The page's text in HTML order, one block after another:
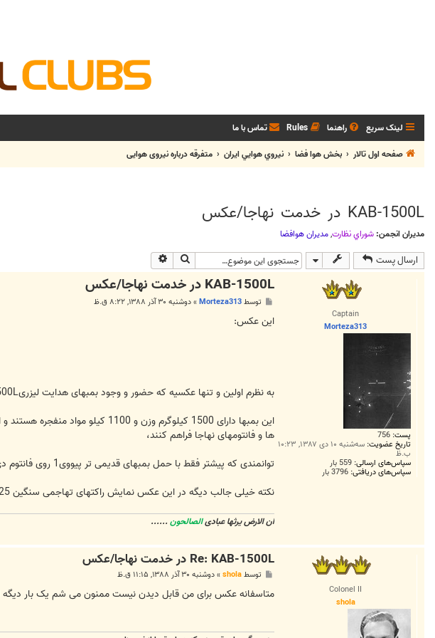
لینک سریع راهنما Rules تماس با ما
صفحه اول تالار
بخش هوا فضا نيروي هوايي ايران متفرقه درباره نیروی هوایی
KAB-1500L در خدمت نهاجا/عکس
مدیران انجمن: شوراي نظارت,مديران هوافضا
ارسال پست جستجو
Captain
Morteza313
پست: 756
تاریخ عضویت: سه‌شنبه ۱۰ دی ۱۳۸۷, ۱۰:۲۳
ب.ظ
سپاس‌های ارسالی: 559 بار
سپاس‌های دریافتی: 3796 بار
KAB-1500L در خدمت نهاجا/عکس
ت
توسطMorteza313
»دوشنبه ۳۰ آذر ۱۳۸۸, ۸:۲۲ ق.ظ
این عکس:
به نظرم اولین و تنها عکسیه که حضور و وجود بمبهای هدایت لیزریKAB-1500L رو در خدمت نهاجا اثبات میکنه،
این بمبها دارای 1500 کیلوگرم
ها و فانتومهای نهاجا فراهم کنند،
توانمندی که پیشتر فقط با حمل بمبهای قدیمی تر پیووی1 روی فانتوم دی های نهاجا امکان پذیر بود!
نکته خیلی جالب دیگه در این عکس نمایش راکتهای تهاجمی سنگین s-25 برای اولین بار در خدمت نهاجاست.
ان الارض یرثها عبادیالصالحون ......
Colonel II
shola
Re: KAB-1500L در خدمت نهاجا/عکس
ت
توسطshola
»دوشنبه ۳۰ آذر ۱۳۸۸, ۱۱:۱۵ ق.ظ
متاسفانه عکس برای من قابل دیدن نیست ممنون می شم یک بار دیگه